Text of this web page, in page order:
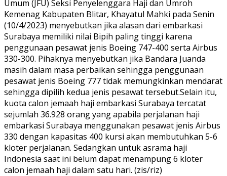
Umum (JFU) Seksi Penyelenggara Haji dan Umroh
Kemenag Kabupaten Blitar, Khayatul Mahki pada Senin
(10/4/2023) menyebutkan jika alasan dari embarkasi
Surabaya memiliki nilai Bipih paling tinggi karena
penggunaan pesawat jenis Boeing 747-400 serta Airbus
330-300. Pihaknya menyebutkan jika Bandara Juanda
masih dalam masa perbaikan sehingga penggunaan
pesawat jenis Boeing 777 tidak memungkinkan mendarat
sehingga dipilih kedua jenis pesawat tersebut.Selain itu,
kuota calon jemaah haji embarkasi Surabaya tercatat
sejumlah 36.928 orang yang apabila perjalanan haji
embarkasi Surabaya menggunakan pesawat jenis Airbus
330 dengan kapasitas 400 kursi akan membutuhkan 5-6
kloter perjalanan. Sedangkan untuk asrama haji
Indonesia saat ini belum dapat menampung 6 kloter
calon jemaah haji dalam satu hari. (zis/riz)